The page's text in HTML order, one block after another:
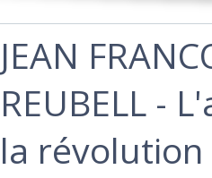
‎JEAN
REUBELL -
la